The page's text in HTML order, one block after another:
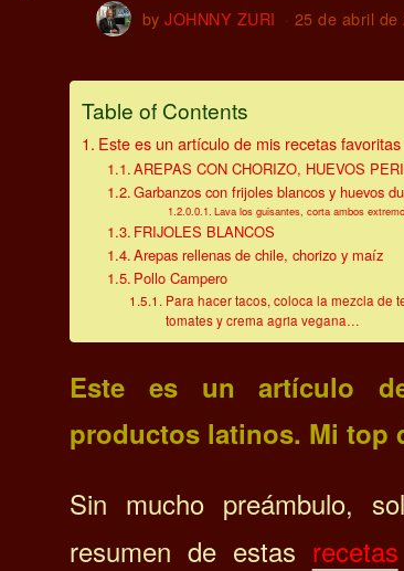
by JOHNNY ZURI 25 de abril de
Table of Contents
Este es un artículo de mis recetas
AREPAS CON CHORIZO, HUEVOS
Garbanzos con frijoles blancos y huevos
Lava los guisantes, corta ambos
FRIJOLES BLANCOS
Arepas rellenas de chile, chorizo ​​y maíz
Pollo Campero
Para hacer tacos, coloca la mezcla de
tomates y crema agria vegana…
Este es un artículo
productos latinos. Mi top
Sin mucho preámbulo,
resumen de estas recetas